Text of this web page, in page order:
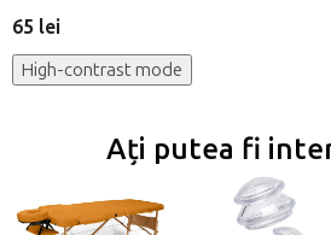
folosintă din
Beautyfor®, 10
65 lei
High-contrast mode
Ați putea fi